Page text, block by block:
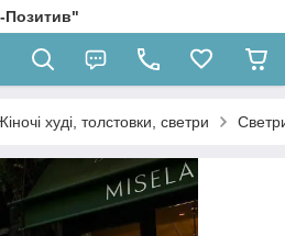
Позитив"
худі, толстовки, светри